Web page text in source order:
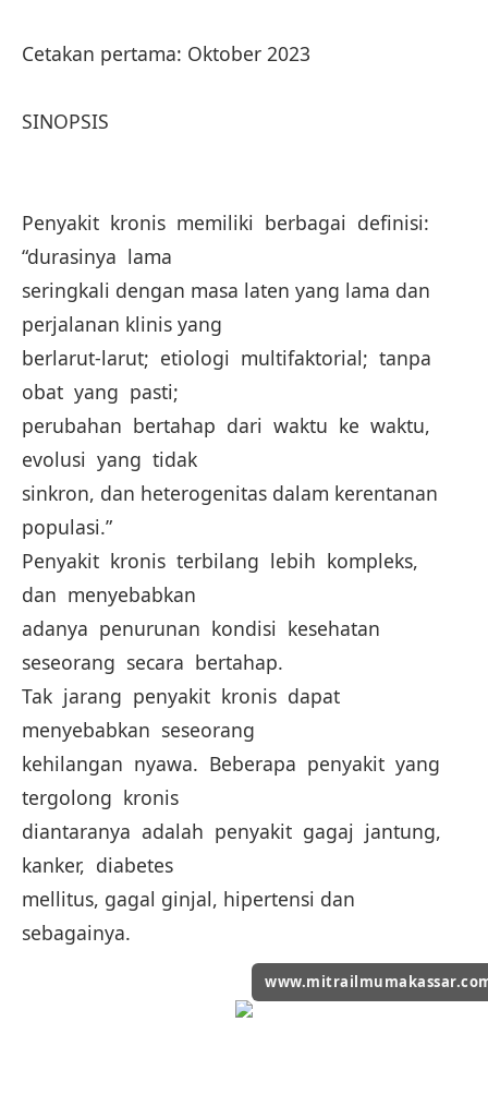
Cetakan pertama: Oktober 2023
SINOPSIS
Penyakit kronis memiliki berbagai definisi:
“durasinya lama
seringkali dengan masa laten yang lama dan
perjalanan klinis yang
berlarut-larut; etiologi multifaktorial; tanpa
obat yang pasti;
perubahan bertahap dari waktu ke waktu,
evolusi yang tidak
sinkron, dan heterogenitas dalam kerentanan
populasi.”
Penyakit kronis terbilang lebih kompleks,
dan menyebabkan
adanya penurunan kondisi kesehatan
seseorang secara bertahap.
Tak jarang penyakit kronis dapat
menyebabkan seseorang
kehilangan nyawa. Beberapa penyakit yang
tergolong kronis
diantaranya adalah penyakit gagaj jantung,
kanker, diabetes
mellitus, gagal ginjal, hipertensi dan
sebagainya.